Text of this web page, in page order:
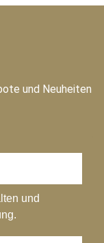
und Neuheiten
und